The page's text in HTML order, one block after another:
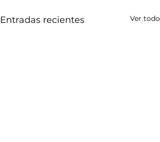
Entradas recientes Ver todo